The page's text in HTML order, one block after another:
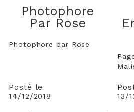
Photophore
Par Rose
Photophore par Rose
Posté le
14/12/2018
13/